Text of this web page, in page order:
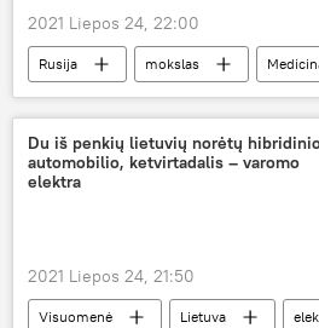
2021 Liepos 24, 22:00
Rusija mokslas
Du iš penkių lietuvių norėtų
automobilio, ketvirtadalis – varomo
elektra
2021 Liepos 24, 21:50
Visuomenė Lietuva